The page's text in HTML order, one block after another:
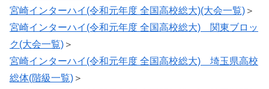
宮崎インターハイ(令和元年度 全国高校総大)(大会一覧) ＞
宮崎インターハイ(令和元年度 全国高校総大) 関東ブロッ
ク(大会一覧) ＞
宮崎インターハイ(令和元年度 全国高校総大) 埼玉県高校
総体(階級一覧) ＞